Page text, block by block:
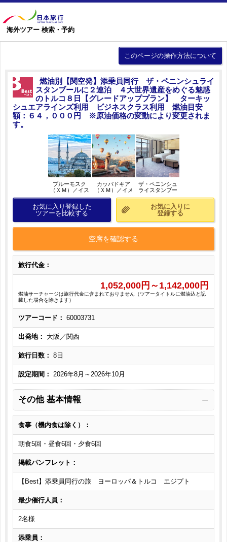
海外ツアー 検索・予約
このページの操作方法について
燃油別【関空発】添乗員同行 ザ・ペニンシュライ
スタンブールに２連泊 ４大世界遺産をめぐる魅惑
のトルコ８日【グレードアッププラン】 ターキッ
シュエアラインズ利用 ビジネスクラス利用 燃油目安
額：６４，０００円 ※原油価格の変動により変更されま
す。
ブルーモスク
（ＸＭ）／イス
メージ
カッパドキア
（ＸＭ）／イメ
ザ・ペニンシュ
ライスタンブー
ラックスボスポ
ラスルーム）／
イメージ
お気に入り登録した
ツアーを比較する
お気に入りに
登録する
空席を確認する
旅行代金：
1,052,000 円～ 1,142,000 円
燃油サーチャージは旅行代金に含まれておりません（ツアータイトルに燃油込と記
載した場合を除きます）
ツアーコード： 60003731
出発地： 大阪／関西
旅行日数： 8日
設定期間： 2026年8月～2026年10月
その他 基本情報
食事（機内食は除く）：
朝食5回・昼食6回・夕食6回
掲載パンフレット：
【Best】添乗員同行の旅 ヨーロッパ＆トルコ エジプト
最少催行人員：
2名様
添乗員：